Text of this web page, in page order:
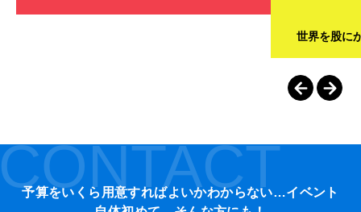
世界を股に
予算をいくら用意すればよいかわからない…イベント